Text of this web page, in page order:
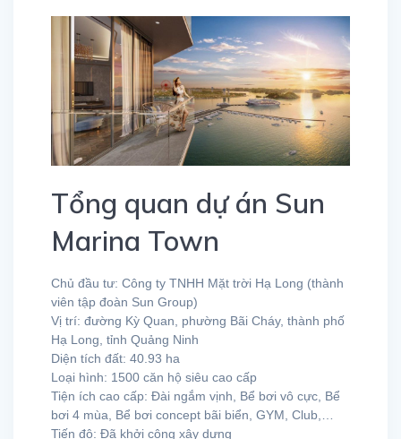
Tổng quan dự án Sun
Marina Town
Chủ đầu tư: Công ty TNHH Mặt trời Hạ Long (thành
viên tập đoàn Sun Group)
Vị trí: đường Kỳ Quan, phường Bãi Cháy, thành phố
Hạ Long, tỉnh Quảng Ninh
Diện tích đất: 40.93 ha
Loại hình: 1500 căn hộ siêu cao cấp
Tiện ích cao cấp: Đài ngắm vịnh, Bể bơi vô cực, Bể
bơi 4 mùa, Bể bơi concept bãi biển, GYM, Club,…
Tiến độ: Đã khởi công xây dựng